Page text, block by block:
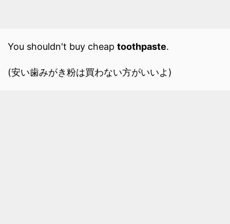
You shouldn't buy cheap toothpaste.
(安い歯みがき粉は買わない方がいいよ)